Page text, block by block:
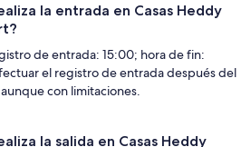
la entrada en Casas Heddy
de entrada: 15:00; hora de fin:
el registro de entrada después del
con limitaciones.
la salida en Casas Heddy